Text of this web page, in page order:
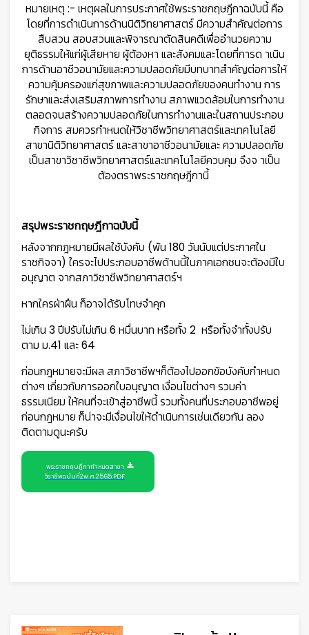
หมายเหตุ :- เหตุผลในการประกาศใช้พระราชกฤษฎีกาฉบับนี้ คือ
โดยที่การดำเนินการด้านนิติวิทยาศาสตร์ มีความสำคัญต่อการ
สืบสวน สอบสวนและพิจารณาตัดสินคดีเพื่ออำนวยความ
ยุติธรรมให้แก่ผู้เสียหาย ผู้ต้องหา และสังคมและโดยที่การด าเนิน
การด้านอาชีวอนามัยและความปลอดภัยมีบทบาทสำคัญต่อการให้
ความคุ้มครองแก่สุขภาพและความปลอดภัยของคนทำงาน การ
รักษาและส่งเสริมสภาพการทำงาน สภาพแวดล้อมในการทำงาน
ตลอดจนสร้างความปลอดภัยในการทำงานและในสถานประกอบ
กิจการ สมควรกำหนดให้วิชาชีพวิทยาศาสตร์และเทคโนโลยี
สาขานิติวิทยาศาสตร์ และสาขาอาชีวอนามัยและ ความปลอดภัย
เป็นสาขาวิชาชีพวิทยาศาสตร์และเทคโนโลยีควบคุม จึงจ าเป็น
ต้องตราพระราชกฤษฎีกานี้
สรุปพระราชกฤษฎีกาฉบับนี้
หลังจากกฎหมายมีผลใช้บังคับ (พ้น 180 วันนับแต่ประกาศใน
ราชกิจจา) ใครจะไปประกอบอาชีพด้านนี้ในภาคเอกชนจะต้องมีใบ
อนุญาต จากสภาวิชาชีพวิทยาศาสตร์ฯ
หากใครฝ่าฝืน ก็อาจได้รับโทษจำคุก
ไม่เกิน 3 ปีปรับไม่เกิน 6 หมื่นบาท หรือทั้ง 2 หรือทั้งจำทั้งปรับ
ตาม ม.41 และ 64
ก่อนกฎหมายจะมีผล สภาวิชาชีพฯก็ต้องไปออกข้อบังคับกำหนด
ต่างๆ เกี่ยวกับการออกใบอนุญาต เงื่อนไขต่างๆ รวมค่า
ธรรมเนียม ให้คนที่จะเข้าสู่อาชีพนี้ รวมทั้งคนที่ประกอบอาชีพอยู่
ก่อนกฎหมาย ก็น่าจะมีเงื่อนไขให้ดำเนินการเช่นเดียวกัน ลอง
ติดตามดูนะครับ
พระราชกฤษฎีกากำหนดสาขา
วิชาชีพฉบับที่2พ.ศ.2565.PDF